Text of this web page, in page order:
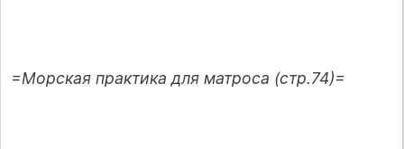
=Морская практика для матроса (стр.74)=